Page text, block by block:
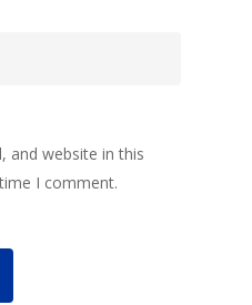
and website in this
I comment.